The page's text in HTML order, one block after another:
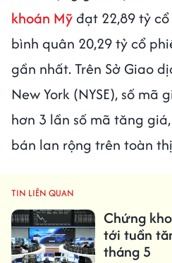
khoán Mỹđạt 22,89 tỷ
bình quân 20,29 tỷ cổ
gần nhất. Trên Sở Giao
New York (NYSE), số
hơn 3 lần số mã tăng
bán lan rộng trên toàn
TIN LIÊN QUAN
Chứng
tới tuần
tháng 5